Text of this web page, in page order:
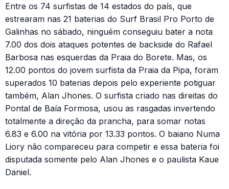
Entre os 74 surfistas de 14 estados do país, que
estrearam nas 21 baterias do Surf Brasil Pro Porto de
Galinhas no sábado, ninguém conseguiu bater a nota
7.00 dos dois ataques potentes de backside do Rafael
Barbosa nas esquerdas da Praia do Borete. Mas, os
12.00 pontos do jovem surfista da Praia da Pipa, foram
superados 10 baterias depois pelo experiente potiguar
também, Alan Jhones. O surfista criado nas direitas do
Pontal de Baía Formosa, usou as rasgadas invertendo
totalmente a direção da prancha, para somar notas
6.83 e 6.00 na vitória por 13.33 pontos. O baiano Numa
Liory não compareceu para competir e essa bateria foi
disputada somente pelo Alan Jhones e o paulista Kaue
Daniel.